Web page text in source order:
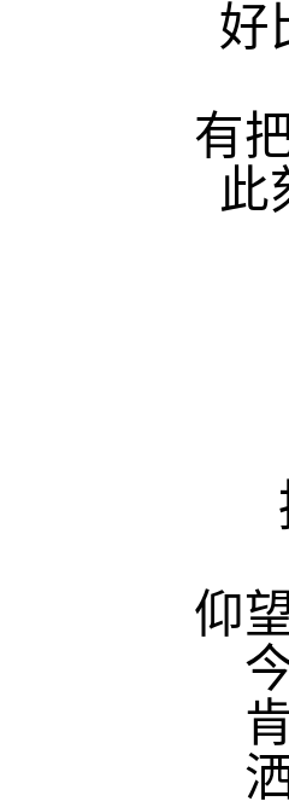
好
有
此
仰